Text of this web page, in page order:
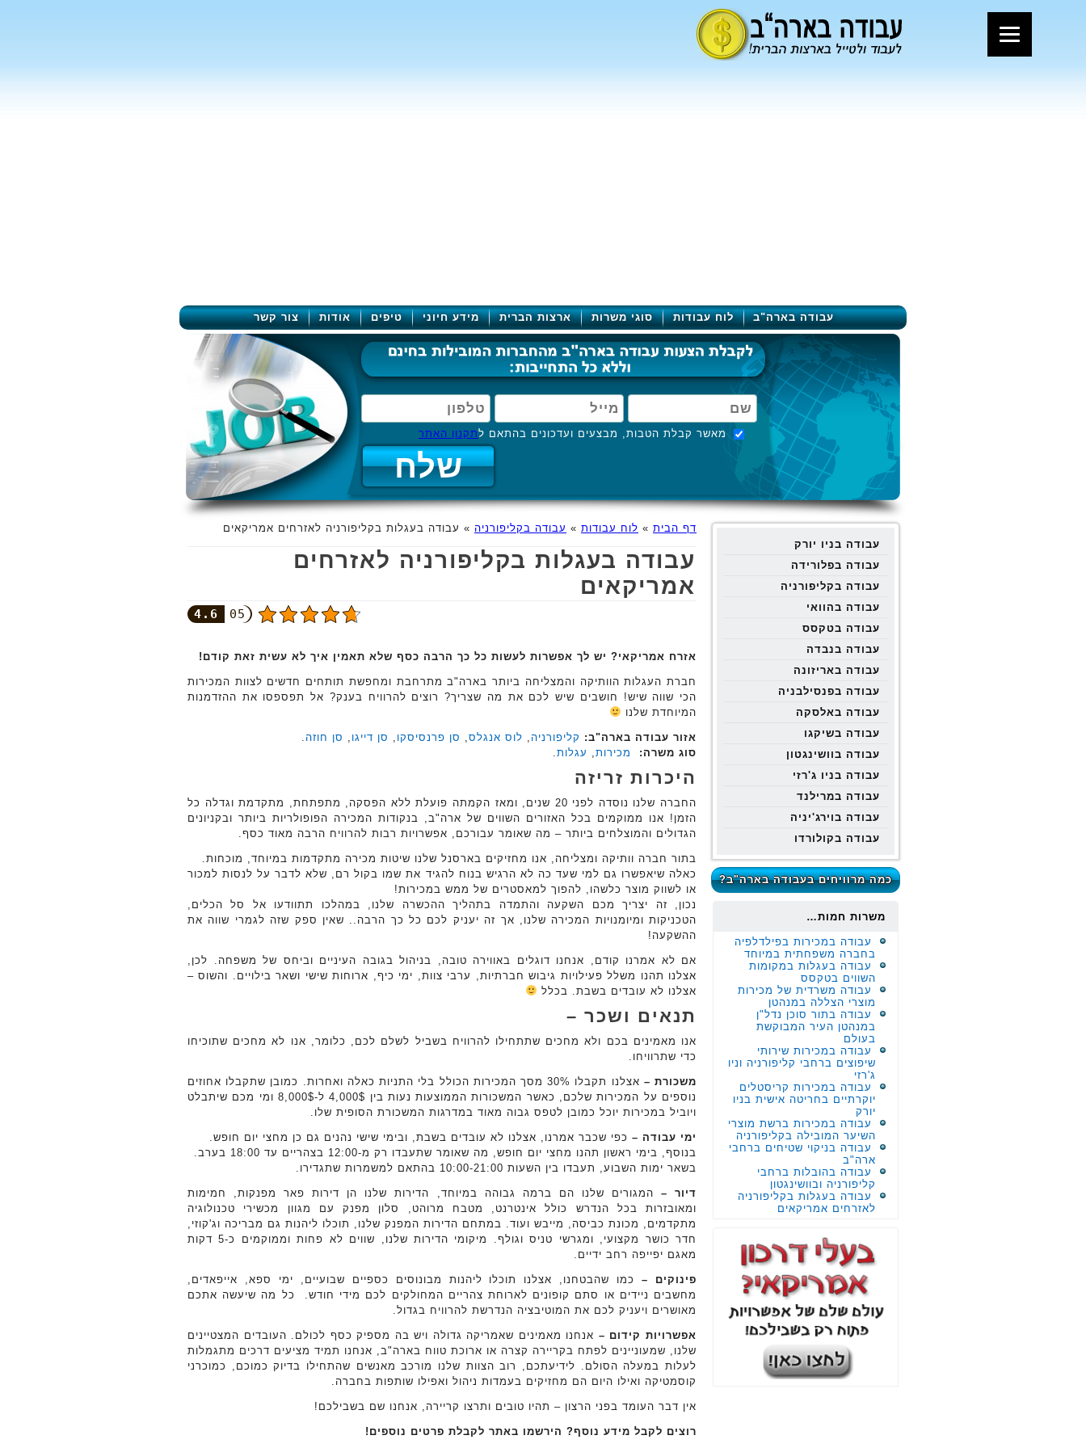
עבודה בארה"ב לוח עבודות סוגי משרות ארצות הברית מידע חיוני טיפים אודות צור קשר
מאשר קבלת הטבות, מבצעים ועדכונים בהתאם לתקנון האתר
עבודה בניו יורק
עבודה בפלורידה
עבודה בקליפורניה
עבודה בהוואי
עבודה בטקסס
עבודה בנבדה
עבודה באריזונה
עבודה בפנסילבניה
עבודה באלסקה
עבודה בשיקגו
עבודה בוושינגטון
עבודה בניו ג'רזי
עבודה במרילנד
עבודה בוירג'יניה
עבודה בקולורדו
כמה מרוויחים בעבודה בארה"ב?
משרות חמות…
עבודה במכירות בפילדלפיה
בחברה משפחתית במיוחד
עבודה בעגלות במקומות
השווים בטקסס
עבודה משרדית של מכירות
מוצרי הצללה במנהטן
עבודה בתור סוכן נדל"ן
במנהטן העיר המבוקשת
בעולם
עבודה במכירות שירותי
שיפוצים ברחבי קליפורניה וניו
ג'רזי
עבודה במכירות קריסטלים
יוקרתיים בחריטה אישית בניו
יורק
עבודה במכירות ברשת מוצרי
השיער המובילה בקליפורניה
עבודה בניקוי שטיחים ברחבי
ארה"ב
עבודה בהובלות ברחבי
קליפורניה ובוושינגטון
עבודה בעגלות בקליפורניה
לאזרחים אמריקאים
דף הבית » לוח עבודות » עבודה בקליפורניה » עבודה בעגלות בקליפורניה לאזרחים אמריקאים
עבודה בעגלות בקליפורניה לאזרחים
אמריקאים
4.6 05
אזרח אמריקאי? יש לך אפשרות לעשות כל כך הרבה כסף שלא תאמין איך לא עשית זאת קודם!
חברת העגלות הוותיקה והמצליחה ביותר בארה"ב מתרחבת ומחפשת תותחים חדשים לצוות המכירות
הכי שווה שיש! חושבים שיש לכם את מה שצריך? רוצים להרוויח בענק? אל תפספסו את ההזדמנות
המיוחדת שלנו
אזור עבודה בארה"ב: קליפורניה , לוס אנגלס, סן פרנסיסקו , סן דייגו , סן חוזה .
סוג משרה:
מכירות, עגלות.‏
היכרות זריזה
החברה שלנו נוסדה לפני 20 שנים, ומאז הקמתה פועלת ללא הפסקה, מתפתחת, מתקדמת וגדלה כל
הזמן! אנו ממוקמים בכל האזורים השווים של ארה"ב, בנקודות המכירה הפופולריות ביותר ובקניונים
הגדולים והמוצלחים ביותר – מה שאומר עבורכם, אפשרויות רבות להרוויח הרבה מאוד כסף.
בתור חברה וותיקה ומצליחה, אנו מחזיקים בארסנל שלנו שיטות מכירה מתקדמות במיוחד, מוכחות.
כאלה שיאפשרו גם למי שעד כה לא הרגיש בנוח להגיד את שמו בקול רם, שלא לדבר על לנסות למכור
או לשווק מוצר כלשהו, להפוך למאסטרים של ממש במכירות!
נכון, זה יצריך מכם השקעה והתמדה בתהליך ההכשרה שלנו, במהלכו תתוודעו אל סל הכלים,
הטכניקות ומיומנויות המכירה שלנו, אך זה יעניק לכם כל כך הרבה.. שאין ספק שזה לגמרי שווה את
ההשקעה!
אם לא אמרנו קודם, אנחנו דוגלים באווירה טובה, בניהול בגובה העיניים וביחס של משפחה. לכן,
אצלנו תהנו משלל פעילויות גיבוש חברתיות, ערבי צוות, ימי כיף, ארוחות שישי ושאר בילויים. והשוס –
אצלנו לא עובדים בשבת. בכלל
תנאים ושכר –
אנו מאמינים בכם ולא מחכים שתתחילו להרוויח בשביל לשלם לכם, כלומר, אנו לא מחכים שתוכיחו
כדי שתרוויחו.
משכורת –
אצלנו תקבלו 30% מסך המכירות הכולל בלי התניות כאלה ואחרות. כמובן שתקבלו אחוזים
נוספים על המכירות שלכם, כאשר המשכורות הממוצעות נעות בין 4,000$ ל-8,000$ ומי מכם שיתבלט
ויוביל במכירות יוכל כמובן לטפס גבוה מאוד במדרגות המשכורת הסופית שלו.
ימי עבודה – כפי שכבר אמרנו, אצלנו לא עובדים בשבת, ובימי שישי נהנים גם כן מחצי יום חופש.
בנוסף, בימי ראשון תהנו מחצי יום חופש, מה שאומר שתעבדו רק מ-12:00 בצהריים עד 18:00 בערב.
בשאר ימות השבוע, תעבדו בין השעות 10:00-21:00 בהתאם למשמרות שתגדירו.
דיור – המגורים שלנו הם ברמה גבוהה במיוחד, הדירות שלנו הן דירות פאר מפנקות, חמימות
ומאובזרות בכל הנדרש כולל אינטרנט, מטבח מרוהט, סלון מפנק עם מגוון מכשירי טכנולוגיה
מתקדמים, מכונת כביסה, מייבש ועוד. במתחם הדירות המפנק שלנו, תוכלו ליהנות גם מבריכה וג'קוזי,
חדר כושר מקצועי, ומגרשי טניס וגולף. מיקומי הדירות שלנו, שווים לא פחות וממוקמים כ-5 דקות
מאגם יפייפה רחב ידיים.
פינוקים –כמו שהבטחנו, אצלנו תוכלו ליהנות מבונוסים כספיים שבועיים, ימי ספא, אייפאדים,
מחשבים ניידים או סתם קופונים לארוחת צהריים המחולקים לכם מידי חודש. כל מה שיעשה אתכם
מאושרים ויעניק לכם את המוטיבציה הנדרשת להרוויח בגדול.
אפשרויות קידום – אנחנו מאמינים שאמריקה גדולה ויש בה מספיק כסף לכולם. העובדים המצטיינים
שלנו, שמעוניינים לפתח בקריירה קצרה או ארוכת טווח בארה"ב, אנחנו תמיד מציעים דרכים מתגמלות
לעלות במעלה הסולם. לידיעתכם, רוב הצוות שלנו מורכב מאנשים שהתחילו בדיוק כמוכם, כמוכרני
קוסמטיקה ואילו היום הם מחזיקים בעמדות ניהול ואפילו שותפות בחברה.
אין דבר העומד בפני הרצון – תהיו טובים ותרצו קריירה, אנחנו שם בשבילכם!
רוצים לקבל מידע נוסף? הירשמו באתר לקבלת פרטים נוספים!‏